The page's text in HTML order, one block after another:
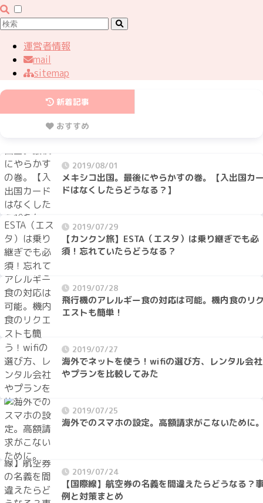
運営者情報
mail
sitemap
新着記事
おすすめ
2019/08/01
メキシコ出国。最後にやらかすの巻。【入出国カ
ドはなくしたらどうなる？】
2019/07/29
【カンクン旅】ESTA（エスタ）は乗り継ぎでも必
須！忘れていたらどうなる？
2019/07/28
飛行機のアレルギー食の対応は可能。機内食のリ
エストも簡単！
2019/07/27
海外でネットを使う！wifiの選び方、レンタル会社
やプランを比較してみた
2019/07/25
海外でのスマホの設定。高額請求がこないために
2019/07/24
【国際線】航空券の名義を間違えたらどうなる？
例と対策まとめ